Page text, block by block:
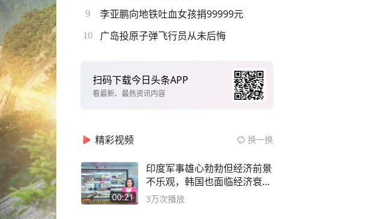
9 李亚鹏向地铁吐血女孩捐99999元
10 广岛投原子弹飞行员从未后悔
扫码下载今日头条APP
看最新、最热资讯内容
精彩视频 换一换
00:21
印度军事雄心勃勃但经济前景
不乐观，韩国也面临经济衰退
风险
3万次播放